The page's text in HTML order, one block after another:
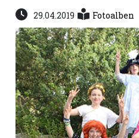
Veranstaltungen
Stellen
E-
Paper
App
29.04.2019 Fotoalben